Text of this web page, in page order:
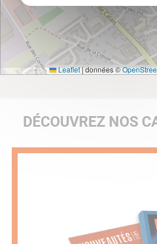
Leaflet|données ©
DÉCOUVREZ NOS